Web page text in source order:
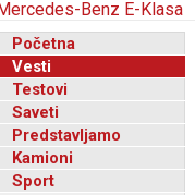
Početna
Vesti
Testovi
Saveti
Predstavljamo
Kamioni
Sport